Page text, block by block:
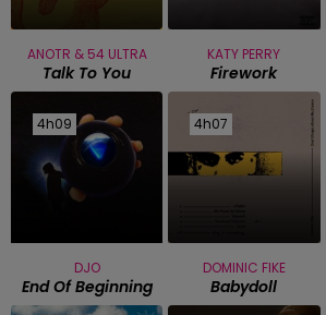
ANOTR & 54 ULTRA
Talk To You
KATY PERRY
Firework
4h09
4h09
DJO
End Of Beginning
4h07
4h07
DOMINIC FIKE
Babydoll